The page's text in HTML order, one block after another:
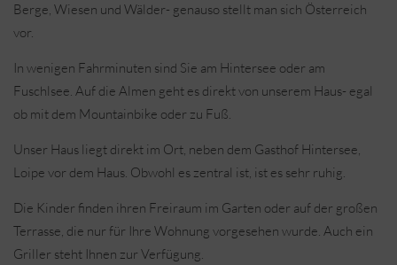
Berge, Wiesen und Wälder- genauso stellt man sich Österreich
vor.
In wenigen Fahrminuten sind Sie am Hintersee oder am
Fuschlsee. Auf die Almen geht es direkt von unserem Haus- egal
ob mit dem Mountainbike oder zu Fuß.
Unser Haus liegt direkt im Ort, neben dem Gasthof Hintersee,
Loipe vor dem Haus. Obwohl es zentral ist, ist es sehr ruhig.
Die Kinder finden ihren Freiraum im Garten oder auf der großen
Terrasse, die nur für Ihre Wohnung vorgesehen wurde. Auch ein
Griller steht Ihnen zur Verfügung.